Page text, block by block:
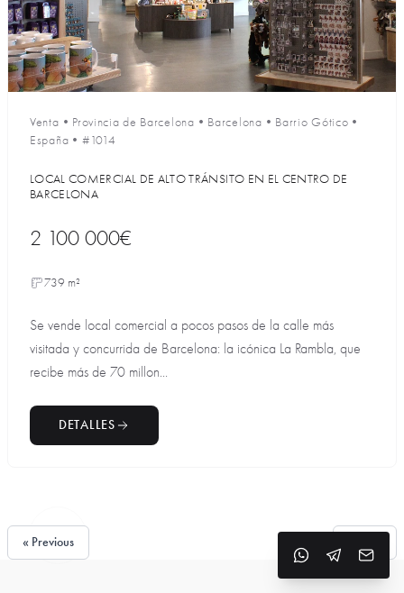
Venta • Provincia de Barcelona • Barcelona • Barrio Gótico •
España • #1014
LOCAL COMERCIAL DE ALTO TRÁNSITO EN EL CENTRO DE
BARCELONA
2 100 000€
739 m²
Se vende local comercial a pocos pasos de la calle más
visitada y concurrida de Barcelona: la icónica La Rambla, que
recibe más de 70 millon...
DETALLES
« Previous